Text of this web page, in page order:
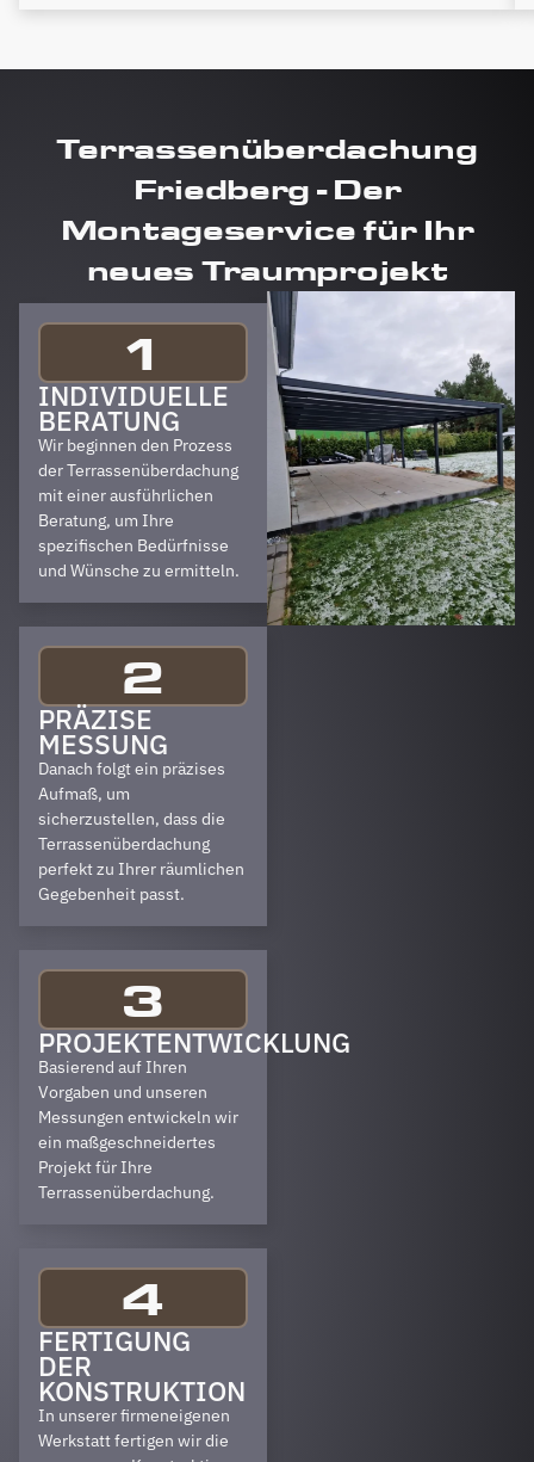
Terrassenüberdachung
Friedberg - Der
Montageservice für Ihr
neues Traumprojekt
1
INDIVIDUELLE
BERATUNG
Wir beginnen den Prozess
der Terrassenüberdachung
mit einer ausführlichen
Beratung, um Ihre
spezifischen Bedürfnisse
und Wünsche zu ermitteln.
2
PRÄZISE
MESSUNG
Danach folgt ein präzises
Aufmaß, um
sicherzustellen, dass die
Terrassenüberdachung
perfekt zu Ihrer räumlichen
Gegebenheit passt.
3
PROJEKTENTWICKLUNG
Basierend auf Ihren
Vorgaben und unseren
Messungen entwickeln wir
ein maßgeschneidertes
Projekt für Ihre
Terrassenüberdachung.
4
FERTIGUNG
DER
KONSTRUKTION
In unserer firmeneigenen
Werkstatt fertigen wir die